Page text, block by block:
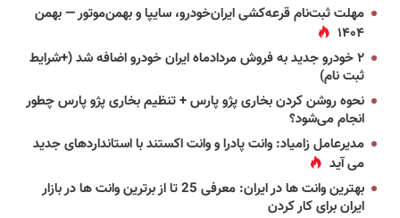
مهلت ثبت‌نام قرعه‌کشی ایران‌خودرو، سایپا و بهمن‌موتور — بهمن
۱۴۰۴
۲ خودرو جدید به فروش مردادماه ایران خودرو اضافه شد (+شرایط
ثبت نام)
نحوه روشن کردن بخاری پژو پارس + تنظیم بخاری پژو پارس چطور
انجام می‌شود؟
مدیرعامل زامیاد: وانت پادرا و وانت اکستند با استانداردهای جدید
می آید
بهترین وانت ها در ایران: معرفی 25 تا از برترین وانت ها در بازار
ایران برای کار کردن